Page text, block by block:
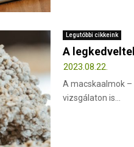
Legutóbbi cikkeink
A
2023.08.22.
A macskaalmok
vizsgálaton is...